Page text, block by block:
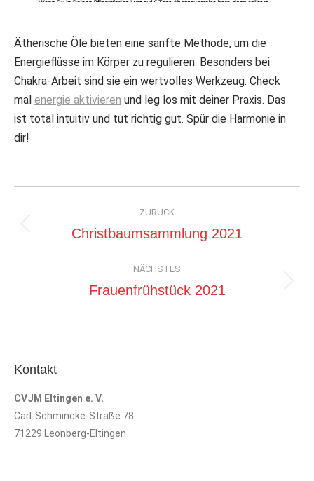
Ätherische Öle bieten eine sanfte Methode, um die
Energieflüsse im Körper zu regulieren. Besonders bei
Chakra-Arbeit sind sie ein wertvolles Werkzeug. Check
mal energie aktivieren und leg los mit deiner Praxis. Das
ist total intuitiv und tut richtig gut. Spür die Harmonie in
dir!
Navigation
ZURÜCK
Vorheriges
Christbaumsammlung 2021
NÄCHSTES
Nächstes
Frauenfrühstück 2021
Kontakt
CVJM Eltingen e. V.
Carl-Schmincke-Straße 78
71229 Leonberg-Eltingen